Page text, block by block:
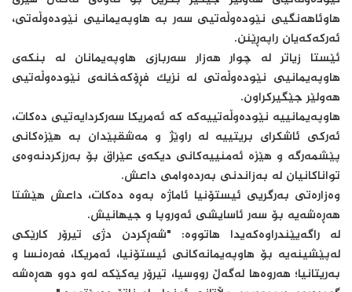
هاوئاهەنگیی نێودەوڵەتیی سەر بە هاوپەیمانیی نێودەوڵەتی،
ئەرکەکەیان راپەڕێنن.
ئێستا زیاتر لە چوار هەزار سەربازی هاوپەیمانان لە بنکەی
هاوپەیمانیی نێودەوڵەتی لە نزیک فڕۆکەخانەی نێودەوڵەتیی
هەولێر جێگیرکراون.
هاوپەیمانییە نێودەوڵەتییەکە کە ئەمریکا سەرکردایەتیی دەکات،
ئەرکی ئاشکرای بریتییە لە راوێژ و مەشقپێدان بە هێزەکانی
پێشمەرگە و هێزە ئەمنییەکانی دیکەی عێراق بۆ بەرزکردنەوەی
تواناکانیان لە بەزاندنی بەردەوامی داعش.
وەزارەتی بەرگریی ئیستۆنیا ئاماژە بەوە دەکات، داعش هێشتا
هەڕەشەیە بۆ سەر ئاسایشی ئەوروپا و جیهانیش.
لە راگەیێندراوەکەیدا هاتووە: "شەڕکردن دژی تیرۆر کارێکی
لەپێشینەیە بۆ هاوپەیمانەکانی ئیستۆنیا، ئەمریکا، فەرەنسا و
بەریتانیا؛ هەروەها لەگەڵ رووسیا، تیرۆر یەکێکە لەو دوو هەڕەشە